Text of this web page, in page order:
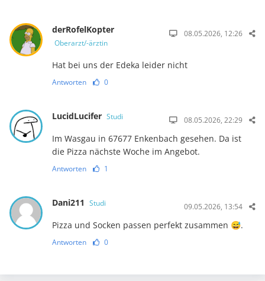
derRofelKopter
Oberarzt/-ärztin
08.05.2026, 12:26
Hat bei uns der Edeka leider nicht
Antworten 0
LucidLucifer Studi 08.05.2026, 22:29
Im Wasgau in 67677 Enkenbach gesehen. Da ist
die Pizza nächste Woche im Angebot.
Antworten 1
Dani211 Studi 09.05.2026, 13:54
Pizza und Socken passen perfekt zusammen 😅.
Antworten 0